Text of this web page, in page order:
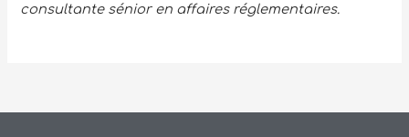
consultante sénior en affaires réglementaires.